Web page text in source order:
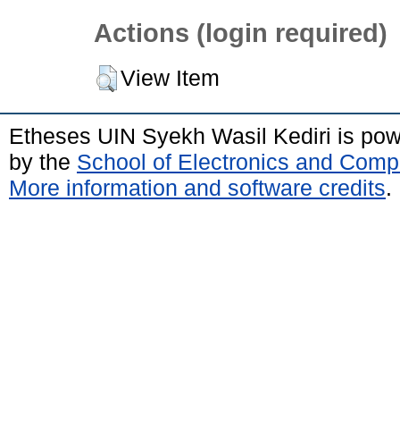
Actions (login required)
View Item
Etheses UIN Syekh Wasil Kediri is
by the School of Electronics and
More information and software credits.